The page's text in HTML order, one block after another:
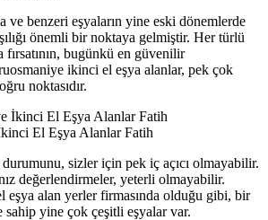
ve benzeri eşyaların yine eski dönemlerde
önemli bir noktaya gelmiştir. Her türlü
fırsatının, bugünkü en güvenilir
ikinci el eşya alanlar, pek çok
noktasıdır.
El Eşya Alanlar Fatih
sizler için pek iç açıcı olmayabilir.
değerlendirmeler, yeterli olmayabilir.
eşya alan yerler firmasında olduğu gibi, bir
sahip yine çok çeşitli eşyalar var.